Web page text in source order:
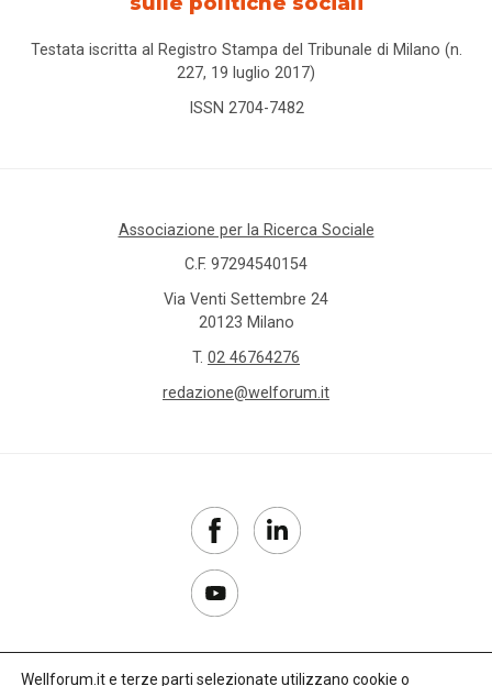
Testata iscritta al Registro Stampa del Tribunale di Milano (n.
227, 19 luglio 2017)
ISSN 2704-7482
Associazione per la Ricerca Sociale
C.F. 97294540154
Via Venti Settembre 24
20123 Milano
T. 02 46764276
redazione@welforum.it
Wellforum.it e terze parti selezionate utilizzano cookie o